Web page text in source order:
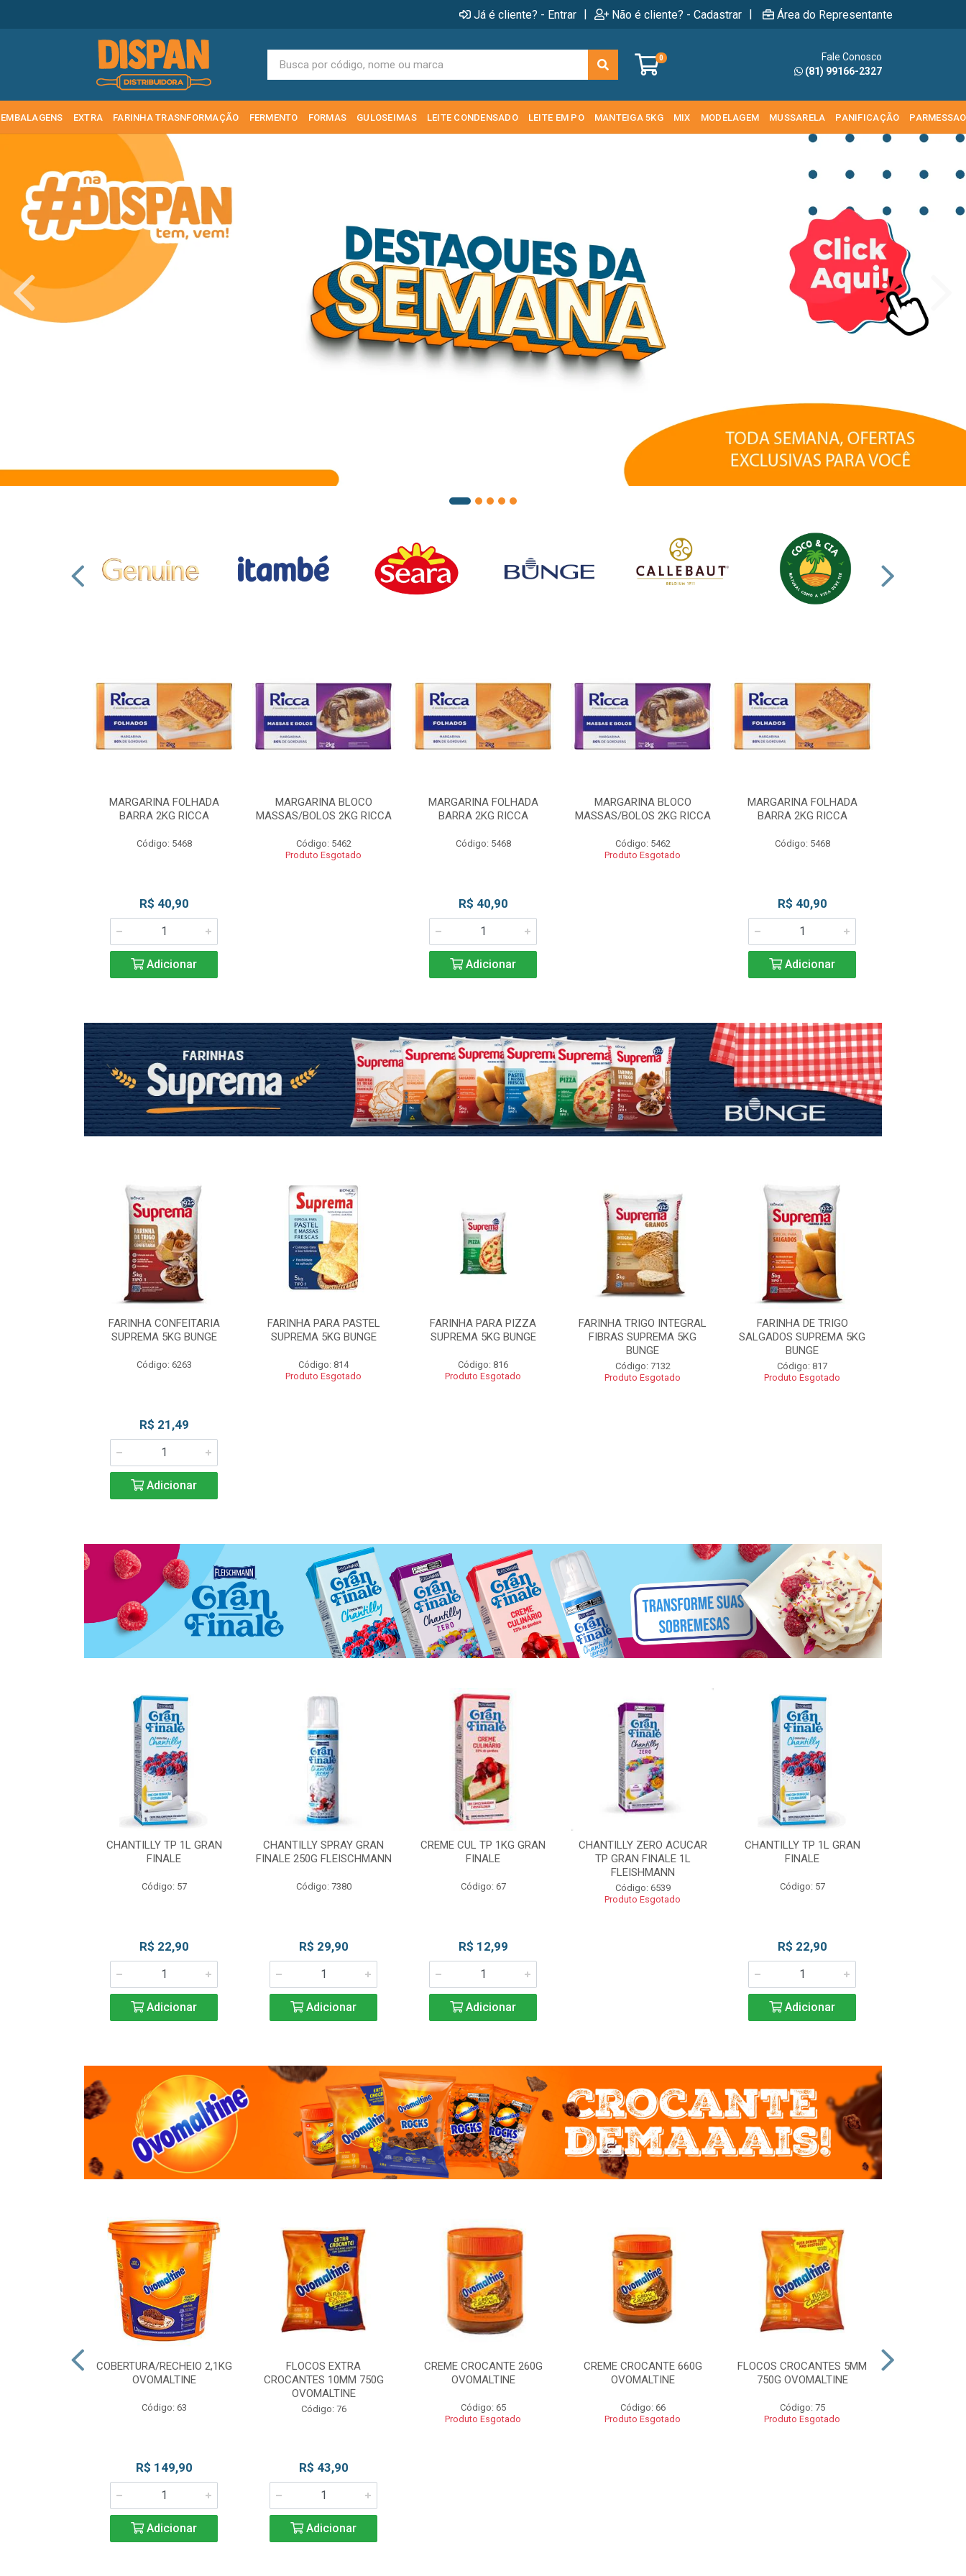
Já é cliente? - Entrar | Não é cliente? - Cadastrar | Área do Representante
0
Fale Conosco
(81) 99166-2327
EMBALAGENS EXTRA FARINHA TRASNFORMAÇÃO FERMENTO FORMAS GULOSEIMAS LEITE CONDENSADO LEITE EM PO MANTEIGA 5KG MIX MODELAGEM MUSSARELA PANIFICAÇÃO PARMESSAO
MARGARINA FOLHADA
BARRA 2KG RICCA
Código: 5468
R$ 40,90
Adicionar
MARGARINA BLOCO
MASSAS/BOLOS 2KG RICCA
Código: 5462
Produto Esgotado
MARGARINA FOLHADA
BARRA 2KG RICCA
Código: 5468
R$ 40,90
Adicionar
MARGARINA BLOCO
MASSAS/BOLOS 2KG RICCA
Código: 5462
Produto Esgotado
MARGARINA FOLHADA
BARRA 2KG RICCA
Código: 5468
R$ 40,90
Adicionar
FARINHA CONFEITARIA
SUPREMA 5KG BUNGE
Código: 6263
R$ 21,49
Adicionar
FARINHA PARA PASTEL
SUPREMA 5KG BUNGE
Código: 814
Produto Esgotado
FARINHA PARA PIZZA
SUPREMA 5KG BUNGE
Código: 816
Produto Esgotado
FARINHA TRIGO INTEGRAL
FIBRAS SUPREMA 5KG
BUNGE
Código: 7132
Produto Esgotado
FARINHA DE TRIGO
SALGADOS SUPREMA 5KG
BUNGE
Código: 817
Produto Esgotado
CHANTILLY TP 1L GRAN
FINALE
Código: 57
R$ 22,90
Adicionar
CHANTILLY SPRAY GRAN
FINALE 250G FLEISCHMANN
Código: 7380
R$ 29,90
Adicionar
CREME CUL TP 1KG GRAN
FINALE
Código: 67
R$ 12,99
Adicionar
CHANTILLY ZERO ACUCAR
TP GRAN FINALE 1L
FLEISHMANN
Código: 6539
Produto Esgotado
CHANTILLY TP 1L GRAN
FINALE
Código: 57
R$ 22,90
Adicionar
COBERTURA/RECHEIO 2,1KG
OVOMALTINE
Código: 63
R$ 149,90
Adicionar
FLOCOS EXTRA
CROCANTES 10MM 750G
OVOMALTINE
Código: 76
R$ 43,90
Adicionar
CREME CROCANTE 260G
OVOMALTINE
Código: 65
Produto Esgotado
CREME CROCANTE 660G
OVOMALTINE
Código: 66
Produto Esgotado
FLOCOS CROCANTES 5MM
750G OVOMALTINE
Código: 75
Produto Esgotado